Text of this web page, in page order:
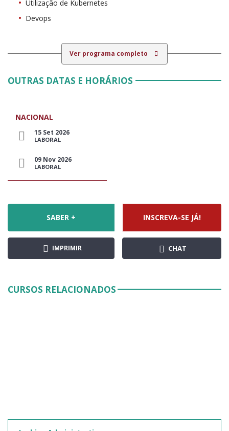
Utilização de Kubernetes
Devops
Ver programa completo
OUTRAS DATAS E HORÁRIOS
NACIONAL
15 Set 2026
LABORAL
09 Nov 2026
LABORAL
SABER + INSCREVA-SE JÁ!
IMPRIMIR CHAT
CURSOS RELACIONADOS